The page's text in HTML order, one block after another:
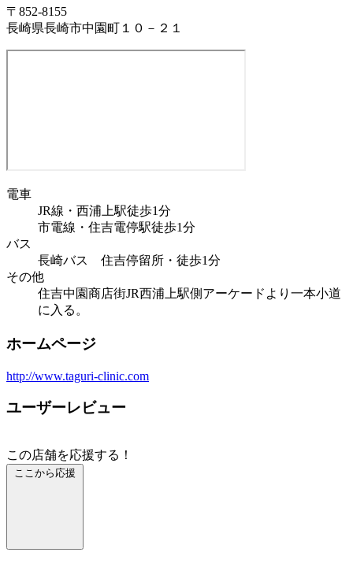
〒852-8155
長崎県長崎市中園町１０－２１
電車
JR線・西浦上駅徒歩1分
市電線・住吉電停駅徒歩1分
バス
長崎バス 住吉停留所・徒歩1分
その他
住吉中園商店街JR西浦上駅側アーケードより一本小道
に入る。
ホームページ
http://www.taguri-clinic.com
ユーザーレビュー
この店舗を応援する！
ここから応援